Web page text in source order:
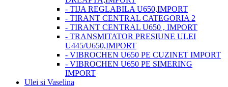
- TIJA REGLABILA U650,IMPORT
- TIRANT CENTRAL CATEGORIA 2
- TIRANT CENTRAL U650 , IMPORT
- TRANSMITATOR PRESIUNE ULEI
U445/U650,IMPORT
- VIBROCHEN U650 PE CUZINET IMPORT
- VIBROCHEN U650 PE SIMERING
IMPORT
Ulei si Vaselina